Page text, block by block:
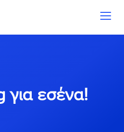
για εσένα!